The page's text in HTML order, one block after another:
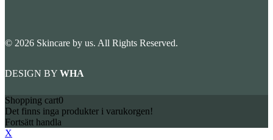
© 2026 Skincare by us. All Rights Reserved.
DESIGN BY WHA
Shopping cart0
Det finns inga produkter i varukorgen!
Fortsätt handla
X